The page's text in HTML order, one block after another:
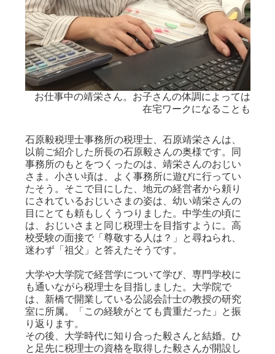
お仕事中の靖栄さん。お子さんの体調によっては
在宅ワークになることも
石原毅税理士事務所の税理士、石原靖栄さんは、
以前ご紹介した所長の石原毅さんの奥様です。同
事務所のもとをつくったのは、靖栄さんのおじい
さま。小さい頃は、よく事務所に遊びに行ってい
たそう。そこで目にした、地元の経営者から頼り
にされているおじいさまの姿は、幼い靖栄さんの
目にとても頼もしくうつりました。中学生の頃に
は、おじいさまと同じ税理士を目指すように。高
校受験の面接で「尊敬する人は？」と尋ねられ、
迷わず「祖父」と答えたそうです。
大学や大学院で経営学について学び、専門学校に
も通いながら税理士を目指しました。大学院で
は、新橋で開業している公認会計士の教授の研究
室に所属。「この経験がとても貴重だった」と振
り返ります。
その後、大学時代に知り合った毅さんと結婚。ひ
と足先に税理士の資格を取得した毅さんが開設し